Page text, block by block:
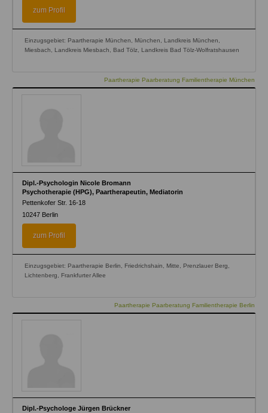
zum Profil
Einzugsgebiet: Paartherapie München, München, Landkreis München,
Miesbach, Landkreis Miesbach, Bad Tölz, Landkreis Bad Tölz-Wolfratshausen
Paartherapie Paarberatung Familientherapie München
Dipl.-Psychologin Nicole Bromann
Psychotherapie (HPG), Paartherapeutin, Mediatorin
Pettenkofer Str. 16-18
10247 Berlin
zum Profil
Einzugsgebiet: Paartherapie Berlin, Friedrichshain, Mitte, Prenzlauer Berg,
Lichtenberg, Frankfurter Allee
Paartherapie Paarberatung Familientherapie Berlin
Dipl.-Psychologe Jürgen Brückner